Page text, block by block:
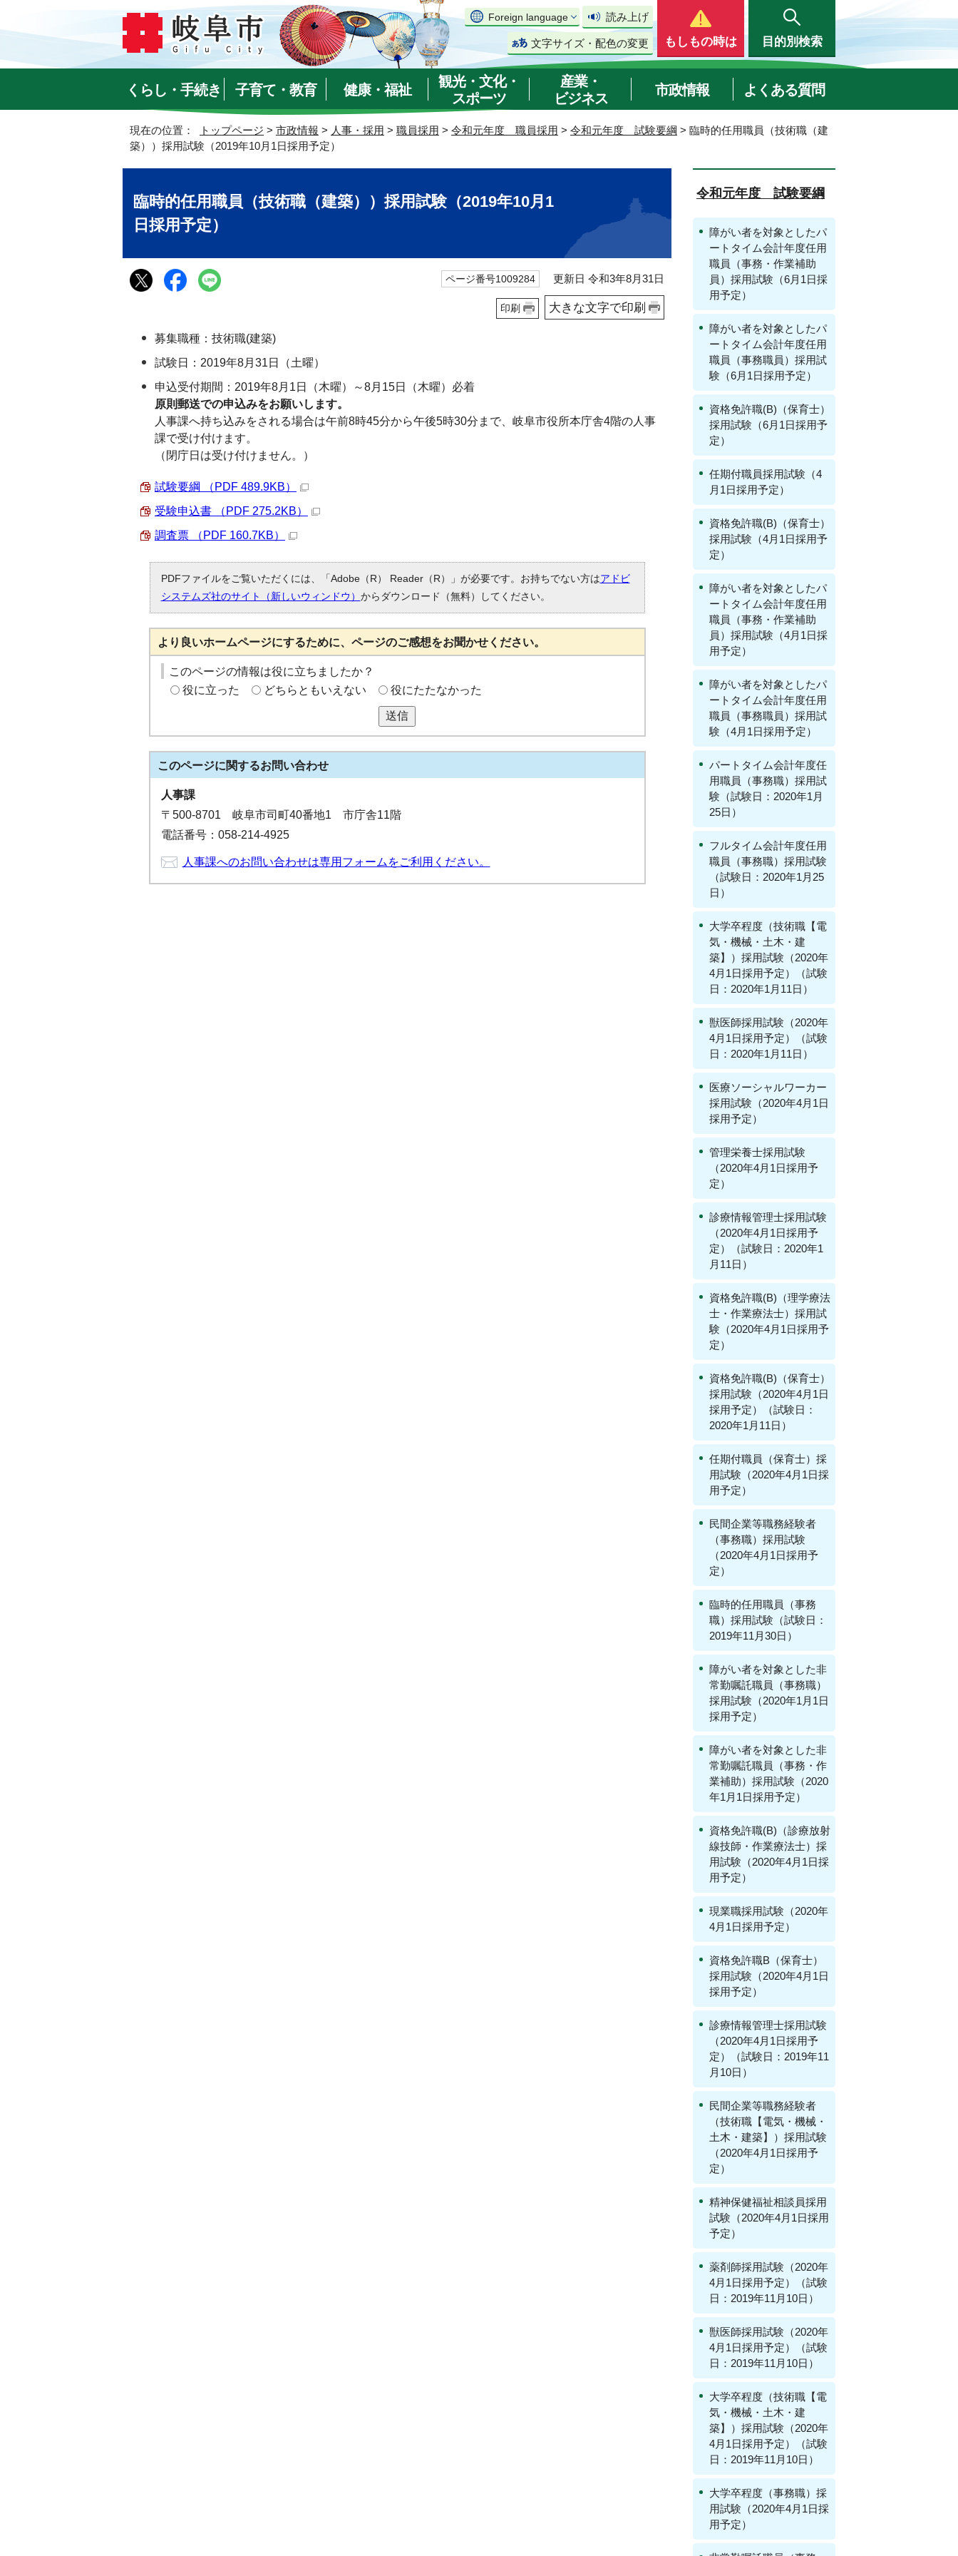
Foreign language 読み上げ
文字サイズ・配色の変更 もしもの時は 目的別検索
くらし・手続き 子育て・教育 健康・福祉
観光・文化・
スポーツ
産業・
ビジネス
市政情報 よくある質問
現在の位置： トップページ > 市政情報 > 人事・採用 > 職員採用 > 令和元年度 職員採用 > 令和元年度 試験要綱 > 臨時的任用職員（技術職（建
築））採用試験（2019年10月1日採用予定）
臨時的任用職員（技術職（建築））採用試験（2019年10月1
日採用予定）
ページ番号1009284 更新日 令和3年8月31日
印刷 大きな文字で印刷
募集職種：技術職(建築)
試験日：2019年8月31日（土曜）
申込受付期間：2019年8月1日（木曜）～8月15日（木曜）必着
原則郵送での申込みをお願いします。
人事課へ持ち込みをされる場合は午前8時45分から午後5時30分まで、岐阜市役所本庁舎4階の人事
課で受け付けます。
（閉庁日は受け付けません。）
試験要綱 （PDF 489.9KB）
受験申込書 （PDF 275.2KB）
調査票 （PDF 160.7KB）
PDFファイルをご覧いただくには、「Adobe（R） Reader（R）」が必要です。お持ちでない方はアドビ
システムズ社のサイト（新しいウィンドウ） からダウンロード（無料）してください。
より良いホームページにするために、ページのご感想をお聞かせください。
このページの情報は役に立ちましたか？
役に立った
どちらともいえない 役にたたなかった
送信
このページに関するお問い合わせ
人事課
〒500-8701 岐阜市司町40番地1 市庁舎11階
電話番号：058-214-4925
人事課へのお問い合わせは専用フォームをご利用ください。
令和元年度 試験要綱
障がい者を対象としたパ
ートタイム会計年度任用
職員（事務・作業補助
員）採用試験（6月1日採
用予定）
障がい者を対象としたパ
ートタイム会計年度任用
職員（事務職員）採用試
験（6月1日採用予定）
資格免許職(B)（保育士）
採用試験（6月1日採用予
定）
任期付職員採用試験（4
月1日採用予定）
資格免許職(B)（保育士）
採用試験（4月1日採用予
定）
障がい者を対象としたパ
ートタイム会計年度任用
職員（事務・作業補助
員）採用試験（4月1日採
用予定）
障がい者を対象としたパ
ートタイム会計年度任用
職員（事務職員）採用試
験（4月1日採用予定）
パートタイム会計年度任
用職員（事務職）採用試
験（試験日：2020年1月
25日）
フルタイム会計年度任用
職員（事務職）採用試験
（試験日：2020年1月25
日）
大学卒程度（技術職【電
気・機械・土木・建
築】）採用試験（2020年
4月1日採用予定）（試験
日：2020年1月11日）
獣医師採用試験（2020年
4月1日採用予定）（試験
日：2020年1月11日）
医療ソーシャルワーカー
採用試験（2020年4月1日
採用予定）
管理栄養士採用試験
（2020年4月1日採用予
定）
診療情報管理士採用試験
（2020年4月1日採用予
定）（試験日：2020年1
月11日）
資格免許職(B)（理学療法
士・作業療法士）採用試
験（2020年4月1日採用予
定）
資格免許職(B)（保育士）
採用試験（2020年4月1日
採用予定）（試験日：
2020年1月11日）
任期付職員（保育士）採
用試験（2020年4月1日採
用予定）
民間企業等職務経験者
（事務職）採用試験
（2020年4月1日採用予
定）
臨時的任用職員（事務
職）採用試験（試験日：
2019年11月30日）
障がい者を対象とした非
常勤嘱託職員（事務職）
採用試験（2020年1月1日
採用予定）
障がい者を対象とした非
常勤嘱託職員（事務・作
業補助）採用試験（2020
年1月1日採用予定）
資格免許職(B)（診療放射
線技師・作業療法士）採
用試験（2020年4月1日採
用予定）
現業職採用試験（2020年
4月1日採用予定）
資格免許職B（保育士）
採用試験（2020年4月1日
採用予定）
診療情報管理士採用試験
（2020年4月1日採用予
定）（試験日：2019年11
月10日）
民間企業等職務経験者
（技術職【電気・機械・
土木・建築】）採用試験
（2020年4月1日採用予
定）
精神保健福祉相談員採用
試験（2020年4月1日採用
予定）
薬剤師採用試験（2020年
4月1日採用予定）（試験
日：2019年11月10日）
獣医師採用試験（2020年
4月1日採用予定）（試験
日：2019年11月10日）
大学卒程度（技術職【電
気・機械・土木・建
築】）採用試験（2020年
4月1日採用予定）（試験
日：2019年11月10日）
大学卒程度（事務職）採
用試験（2020年4月1日採
用予定）